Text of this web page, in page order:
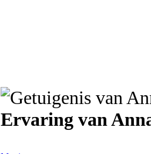
Ervaring van